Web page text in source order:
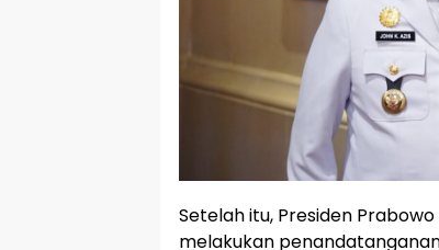
Setelah itu, Presiden
melakukan